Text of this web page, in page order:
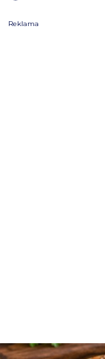
Reklama